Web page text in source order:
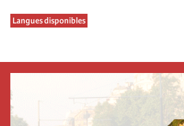
Langues disponibles